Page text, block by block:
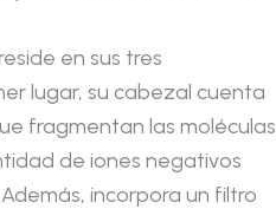
en sus tres
lugar, su cabezal cuenta
fragmentan las moléculas
de iones negativos
incorpora un filtro